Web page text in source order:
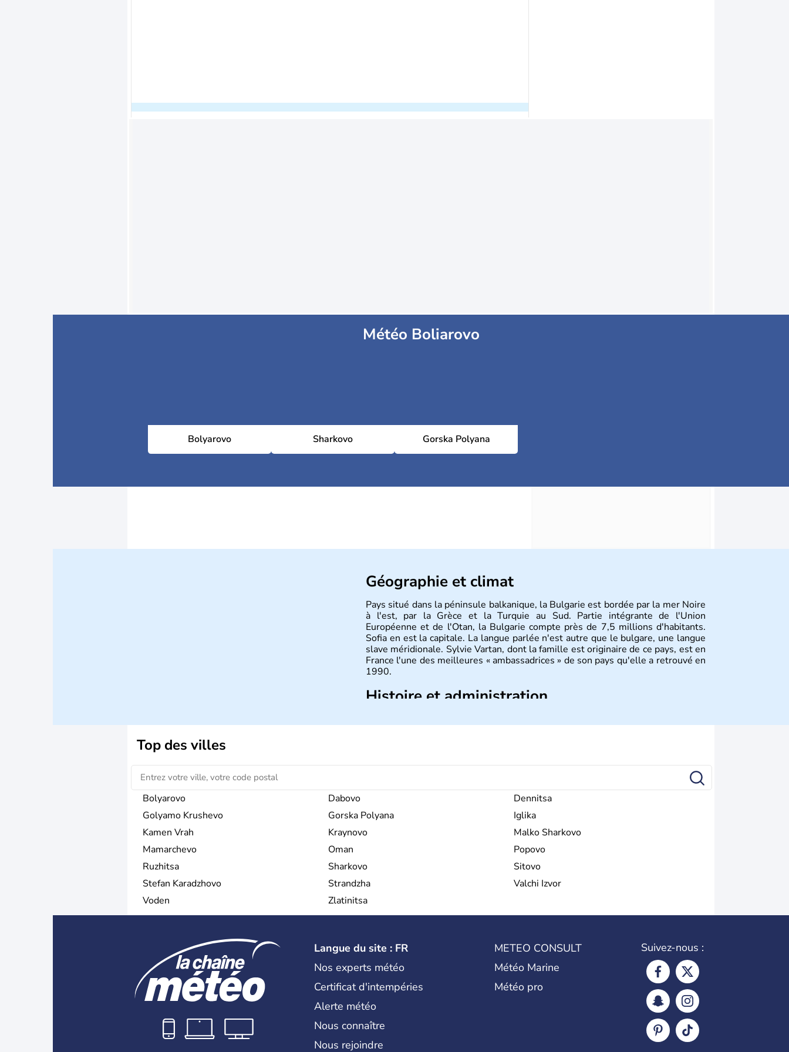
Météo Boliarovo
Bolyarovo Sharkovo Gorska Polyana
Géographie et climat
Pays situé dans la péninsule balkanique, la Bulgarie est bordée par la mer Noire
à l'est, par la Grèce et la Turquie au Sud. Partie intégrante de l'Union
Européenne et de l'Otan, la Bulgarie compte près de 7,5 millions d'habitants.
Sofia en est la capitale. La langue parlée n'est autre que le bulgare, une langue
slave méridionale. Sylvie Vartan, dont la famille est originaire de ce pays, est en
France l'une des meilleures « ambassadrices » de son pays qu'elle a retrouvé en
1990.
Histoire et administration
plaines orientées est-ouest.
Top des villes
Bolyarovo Dabovo
Dennitsa
Golyamo Krushevo
Gorska Polyana
Iglika
Kamen Vrah
Kraynovo
Malko Sharkovo
Mamarchevo
Oman
Popovo
Ruzhitsa
Sharkovo
Sitovo
Stefan Karadzhovo
Strandzha
Valchi Izvor
Voden
Zlatinitsa
Langue du site : FR
Nos experts météo
Certificat d'intempéries
Alerte météo
Nous connaître
Nous rejoindre
METEO CONSULT
Météo Marine
Météo pro
Suivez-nous :